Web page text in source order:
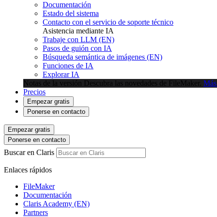
Documentación
Estado del sistema
Contacto con el servicio de soporte técnico
Asistencia mediante IA
Trabaje con LLM (EN)
Pasos de guión con IA
Búsqueda semántica de imágenes (EN)
Funciones de IA
Explorar IA
Notas de la versión Descubra las novedades de FileMaker.
Precios
Empezar gratis
Ponerse en contacto
Empezar gratis
Ponerse en contacto
Buscar en Claris
Enlaces rápidos
FileMaker
Documentación
Claris Academy (EN)
Partners